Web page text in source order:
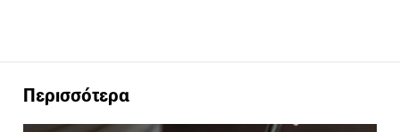
Περισσότερα